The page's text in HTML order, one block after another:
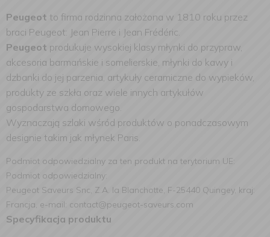
Peugeot to firma rodzinna założona w 1810 roku przez
braci Peugeot: Jean Pierre i Jean Frédéric.
Peugeot produkuje wysokiej klasy młynki do przypraw,
akcesoria barmańskie i somelierskie, młynki do kawy i
dzbanki do jej parzenia, artykuły ceramiczne do wypieków,
produkty ze szkła oraz wiele innych artykułów
gospodarstwa domowego.
Wyznaczają szlaki wśród produktów o ponadczasowym
designie takim jak młynek Paris.
Podmiot odpowiedzialny za ten produkt na terytorium UE:
Podmiot odpowiedzialny:
Peugeot Saveurs Snc, Z.A. la Blanchotte, F-25440 Quingey, kraj:
Francja, e-mail: contact@peugeot-saveurs.com
Specyfikacja produktu